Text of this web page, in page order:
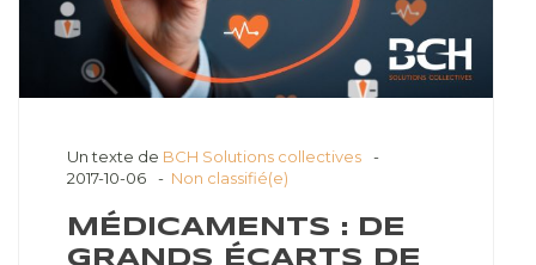
Un texte de BCH Solutions collectives
2017-10-06
Non classifié(e)
MÉDICAMENTS : DE
GRANDS ÉCARTS DE